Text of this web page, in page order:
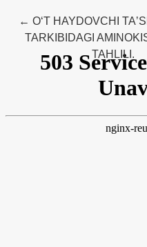
←Return to Article Details
OʻT HAYDOVCHI
TARKIBIDAGI
TAHLILI.